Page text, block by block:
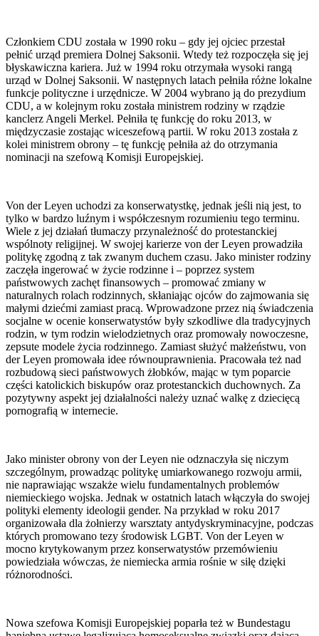
Członkiem CDU została w 1990 roku – gdy jej ojciec przestał
pełnić urząd premiera Dolnej Saksonii. Wtedy też rozpoczęła się jej
błyskawiczna kariera. Już w 1994 roku otrzymała wysoki rangą
urząd w Dolnej Saksonii. W następnych latach pełniła różne lokalne
funkcje polityczne i urzędnicze. W 2004 wybrano ją do prezydium
CDU, a w kolejnym roku została ministrem rodziny w rządzie
kanclerz Angeli Merkel. Pełniła tę funkcję do roku 2013, w
międzyczasie zostając wiceszefową partii. W roku 2013 została z
kolei ministrem obrony – tę funkcję pełniła aż do otrzymania
nominacji na szefową Komisji Europejskiej.
Von der Leyen uchodzi za konserwatystkę, jednak jeśli nią jest, to
tylko w bardzo luźnym i współczesnym rozumieniu tego terminu.
Wiele z jej działań tłumaczy przynależność do protestanckiej
wspólnoty religijnej. W swojej karierze von der Leyen prowadziła
politykę zgodną z tak zwanym duchem czasu. Jako minister rodziny
zaczęła ingerować w życie rodzinne i – poprzez system
państwowych zachęt finansowych – promować zmiany w
naturalnych rolach rodzinnych, skłaniając ojców do zajmowania się
małymi dziećmi zamiast pracą. Wprowadzone przez nią świadczenia
socjalne w ocenie konserwatystów były szkodliwe dla tradycyjnych
rodzin, w tym rodzin wielodzietnych oraz promowały nowoczesne,
zepsute modele życia rodzinnego. Zamiast służyć małżeństwu, von
der Leyen promowała idee równouprawnienia. Pracowała też nad
rozbudową sieci państwowych żłobków, mając w tym poparcie
części katolickich biskupów oraz protestanckich duchownych. Za
pozytywny aspekt jej działalności należy uznać walkę z dziecięcą
pornografią w internecie.
Jako minister obrony von der Leyen nie odznaczyła się niczym
szczególnym, prowadząc politykę umiarkowanego rozwoju armii,
nie naprawiając wszakże wielu fundamentalnych problemów
niemieckiego wojska. Jednak w ostatnich latach włączyła do swojej
polityki elementy ideologii gender. Na przykład w roku 2017
organizowała dla żołnierzy warsztaty antydyskryminacyjne, podczas
których promowano tezy środowisk LGBT. Von der Leyen w
mocno krytykowanym przez konserwatystów przemówieniu
powiedziała wówczas, że niemiecka armia rośnie w siłę dzięki
różnorodności.
Nowa szefowa Komisji Europejskiej poparła też w Bundestagu